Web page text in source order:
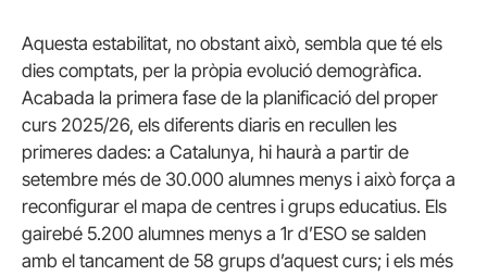
Aquesta estabilitat, no obstant això, sembla que té els
dies comptats, per la pròpia evolució demogràfica.
Acabada la primera fase de la planificació del proper
curs 2025/26, els diferents diaris en recullen les
primeres dades: a Catalunya, hi haurà a partir de
setembre més de 30.000 alumnes menys i això força a
reconfigurar el mapa de centres i grups educatius. Els
gairebé 5.200 alumnes menys a 1r d’ESO se salden
amb el tancament de 58 grups d’aquest curs; i els més